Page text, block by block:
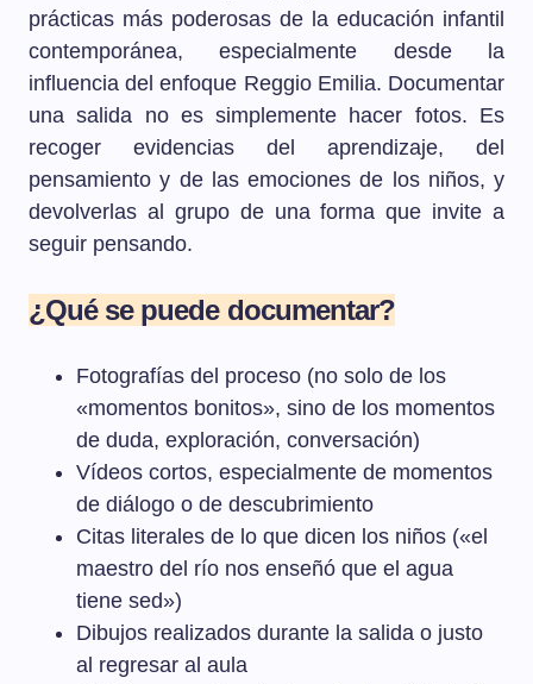
prácticas más poderosas de la educación infantil
contemporánea, especialmente desde la
influencia del enfoque Reggio Emilia. Documentar
una salida no es simplemente hacer fotos. Es
recoger evidencias del aprendizaje, del
pensamiento y de las emociones de los niños, y
devolverlas al grupo de una forma que invite a
seguir pensando.
¿Qué se puede documentar?
Fotografías del proceso (no solo de los
«momentos bonitos», sino de los momentos
de duda, exploración, conversación)
Vídeos cortos, especialmente de momentos
de diálogo o de descubrimiento
Citas literales de lo que dicen los niños («el
maestro del río nos enseñó que el agua
tiene sed»)
Dibujos realizados durante la salida o justo
al regresar al aula